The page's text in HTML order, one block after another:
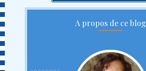
A propos de ce blog